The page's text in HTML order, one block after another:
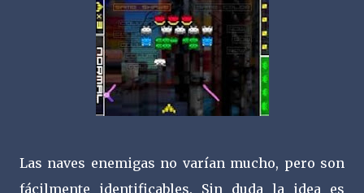
Las naves enemigas no varían mucho, pero son
fácilmente identificables. Sin duda la idea es